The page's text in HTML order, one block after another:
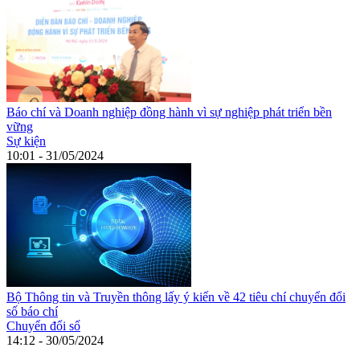
Báo chí và Doanh nghiệp đồng hành vì sự nghiệp phát triển bền
vững
Sự kiện
10:01 - 31/05/2024
Bộ Thông tin và Truyền thông lấy ý kiến về 42 tiêu chí chuyển đổi
số báo chí
Chuyển đổi số
14:12 - 30/05/2024